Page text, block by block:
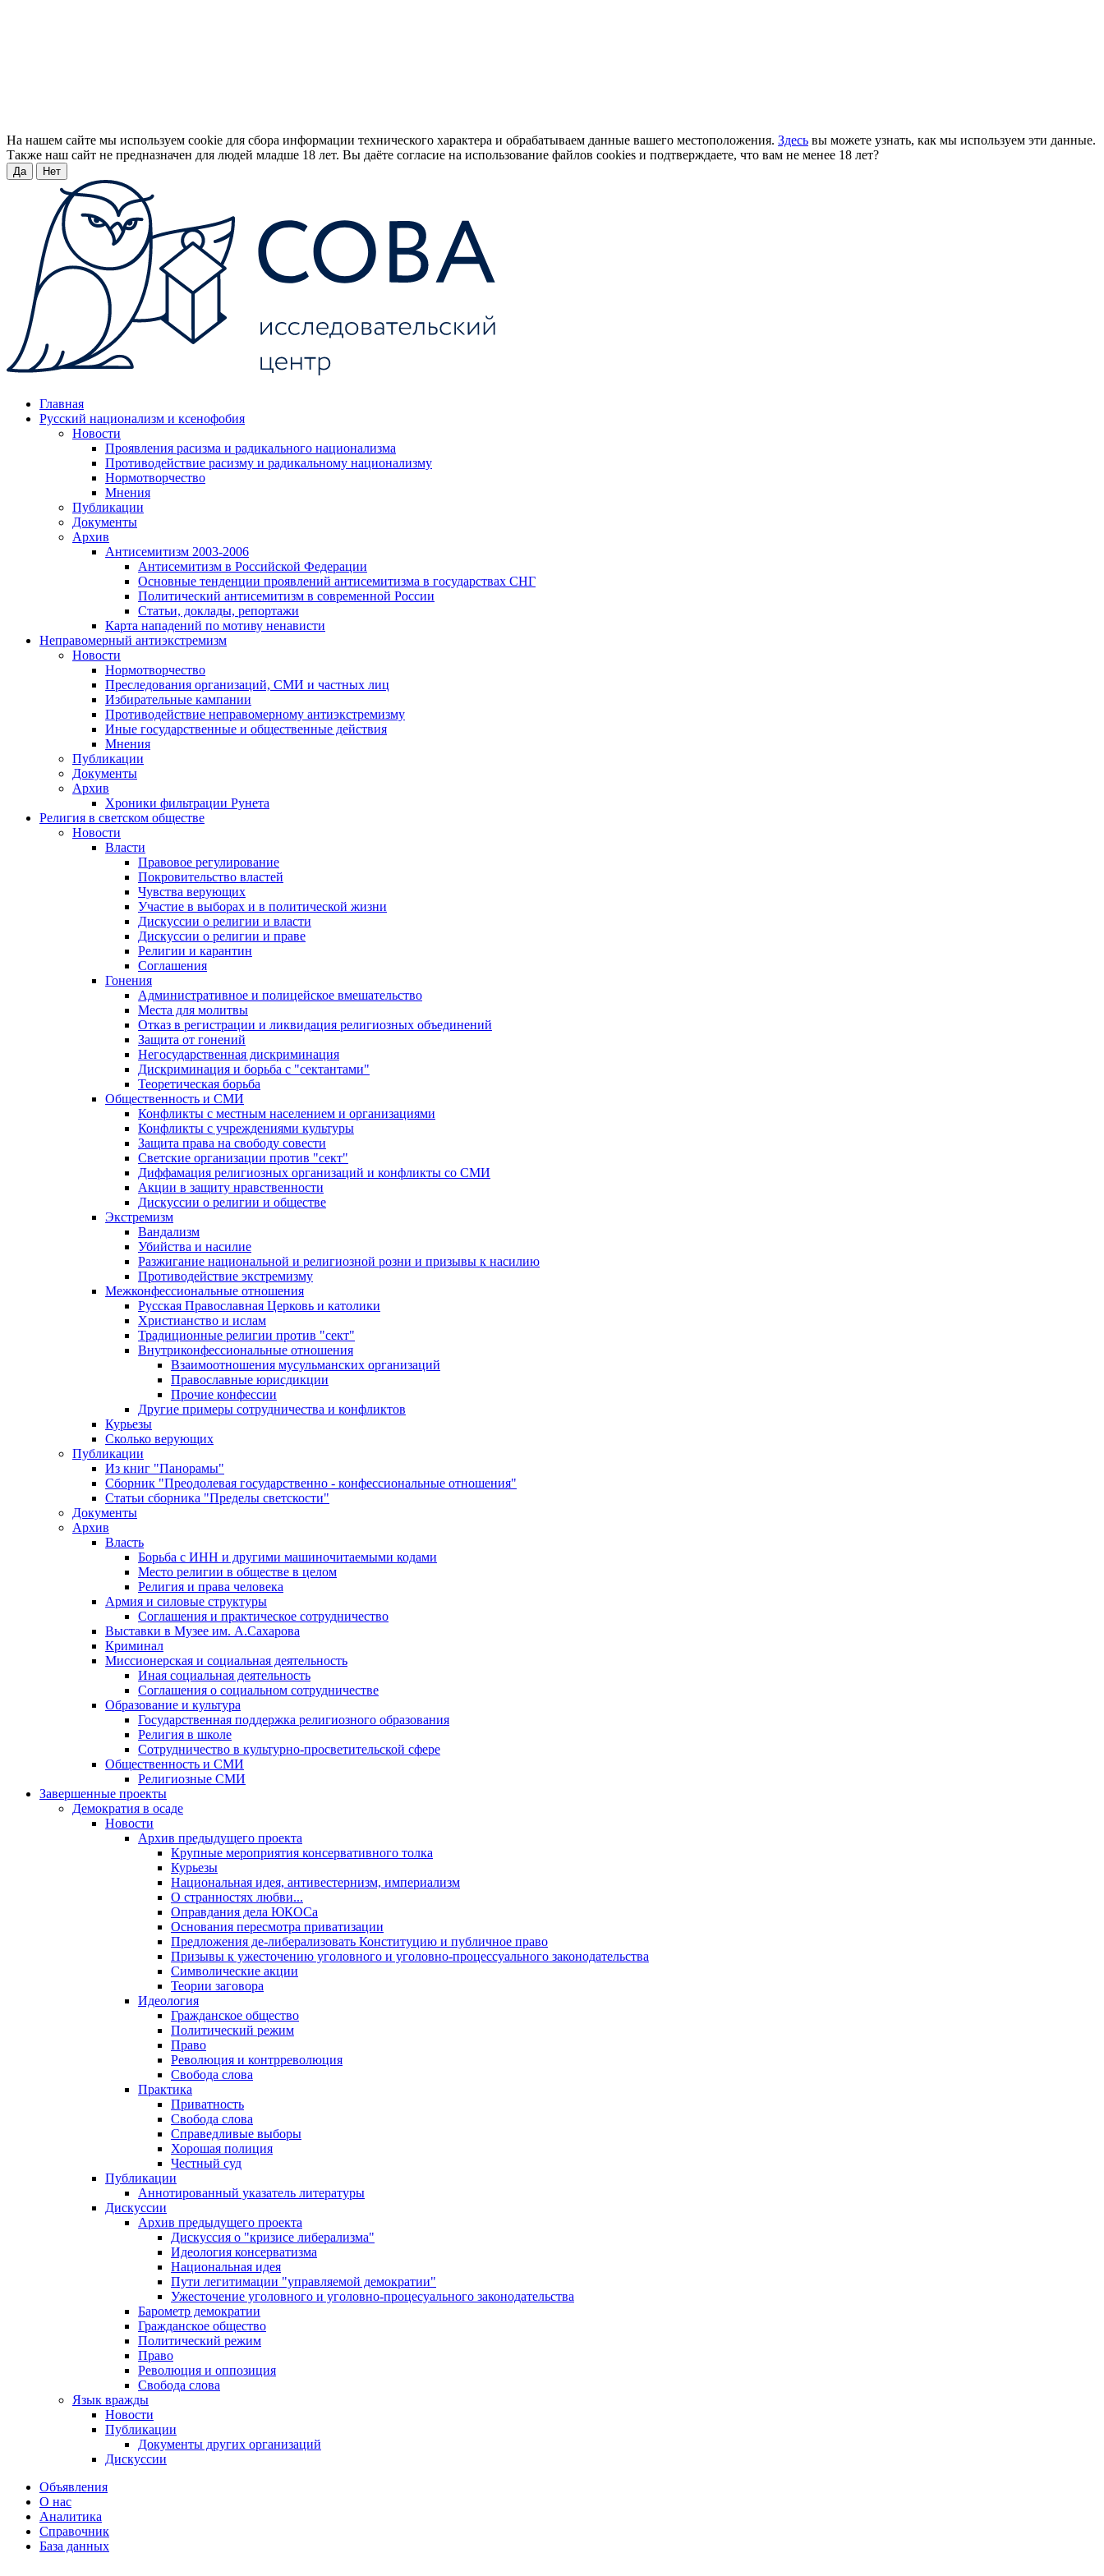
На нашем сайте мы используем cookie для сбора информации технического характера и обрабатываем данные вашего местоположения. Здесь вы можете узнать, как мы используем эти данные.
Также наш сайт не предназначен для людей младше 18 лет. Вы даёте согласие на использование файлов cookies и подтверждаете, что вам не менее 18 лет?
Да Нет
Главная
Русский национализм и ксенофобия
Новости
Проявления расизма и радикального национализма
Противодействие расизму и радикальному национализму
Нормотворчество
Мнения
Публикации
Документы
Архив
Антисемитизм 2003-2006
Антисемитизм в Российской Федерации
Основные тенденции проявлений антисемитизма в государствах СНГ
Политический антисемитизм в современной России
Статьи, доклады, репортажи
Карта нападений по мотиву ненависти
Неправомерный антиэкстремизм
Новости
Нормотворчество
Преследования организаций, СМИ и частных лиц
Избирательные кампании
Противодействие неправомерному антиэкстремизму
Иные государственные и общественные действия
Мнения
Публикации
Документы
Архив
Хроники фильтрации Рунета
Религия в светском обществе
Новости
Власти
Правовое регулирование
Покровительство властей
Чувства верующих
Участие в выборах и в политической жизни
Дискуссии о религии и власти
Дискуссии о религии и праве
Религии и карантин
Соглашения
Гонения
Административное и полицейское вмешательство
Места для молитвы
Отказ в регистрации и ликвидация религиозных объединений
Защита от гонений
Негосударственная дискриминация
Дискриминация и борьба с "сектантами"
Теоретическая борьба
Общественность и СМИ
Конфликты с местным населением и организациями
Конфликты с учреждениями культуры
Защита права на свободу совести
Светские организации против "сект"
Диффамация религиозных организаций и конфликты со СМИ
Акции в защиту нравственности
Дискуссии о религии и обществе
Экстремизм
Вандализм
Убийства и насилие
Разжигание национальной и религиозной розни и призывы к насилию
Противодействие экстремизму
Межконфессиональные отношения
Русская Православная Церковь и католики
Христианство и ислам
Традиционные религии против "сект"
Внутриконфессиональные отношения
Взаимоотношения мусульманских организаций
Православные юрисдикции
Прочие конфессии
Другие примеры сотрудничества и конфликтов
Курьезы
Сколько верующих
Публикации
Из книг "Панорамы"
Сборник "Преодолевая государственно - конфессиональные отношения"
Статьи сборника "Пределы светскости"
Документы
Архив
Власть
Борьба с ИНН и другими машиночитаемыми кодами
Место религии в обществе в целом
Религия и права человека
Армия и силовые структуры
Соглашения и практическое сотрудничество
Выставки в Музее им. А.Сахарова
Криминал
Миссионерская и социальная деятельность
Иная социальная деятельность
Соглашения о социальном сотрудничестве
Образование и культура
Государственная поддержка религиозного образования
Религия в школе
Сотрудничество в культурно-просветительской сфере
Общественность и СМИ
Религиозные СМИ
Завершенные проекты
Демократия в осаде
Новости
Архив предыдущего проекта
Крупные мероприятия консервативного толка
Курьезы
Национальная идея, антивестернизм, империализм
О странностях любви...
Оправдания дела ЮКОСа
Основания пересмотра приватизации
Предложения де-либерализовать Конституцию и публичное право
Призывы к ужесточению уголовного и уголовно-процессуального законодательства
Символические акции
Теории заговора
Идеология
Гражданское общество
Политический режим
Право
Революция и контрреволюция
Свобода слова
Практика
Приватность
Свобода слова
Справедливые выборы
Хорошая полиция
Честный суд
Публикации
Аннотированный указатель литературы
Дискуссии
Архив предыдущего проекта
Дискуссия о "кризисе либерализма"
Идеология консерватизма
Национальная идея
Пути легитимации "управляемой демократии"
Ужесточение уголовного и уголовно-процесуального законодательства
Барометр демократии
Гражданское общество
Политический режим
Право
Революция и оппозиция
Свобода слова
Язык вражды
Новости
Публикации
Документы других организаций
Дискуссии
Объявления
О нас
Аналитика
Справочник
База данных